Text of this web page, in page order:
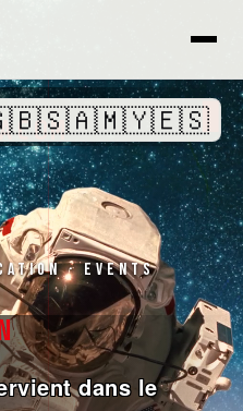
█
· Events
dans le
🇸🇦🇲🇾🇪🇸